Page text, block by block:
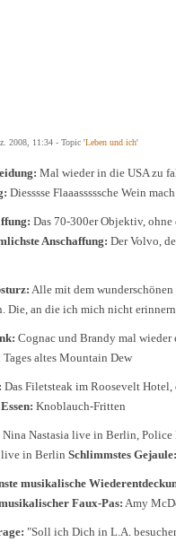
2008, 11:34 - Topic 'Leben und ich'
Mal wieder in die USA zu
Diesssse Flaaasssssche Wein
Das 70-300er Objektiv,
Anschaffung: Der Volvo,
Alle mit dem wunderschönen
Die, an die ich mich nicht
Cognac und Brandy mal
Tages altes Mountain Dew
Das Filetsteak im Roosevelt
Knoblauch-Fritten
Nina Nastasia live in Berlin,
in Berlin Schlimmstes Gejaule:
musikalische
Faux-Pas: Amy
"Soll ich Dich in L.A.